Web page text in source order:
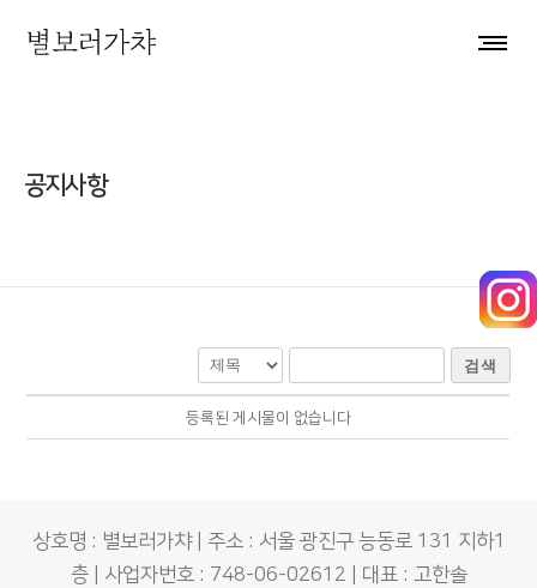
공지사항
검색
등록된 게시물이 없습니다
상호명 : 별보러가챠 | 주소 : 서울 광진구 능동로 131 지하1
층 | 사업자번호 : 748-06-02612 | 대표 : 고한솔